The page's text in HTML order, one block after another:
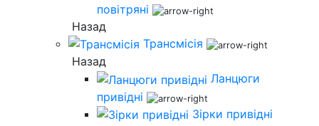
повітряні
Назад
Трансмісія
Назад
Ланцюги
привідні
Зірки привідні